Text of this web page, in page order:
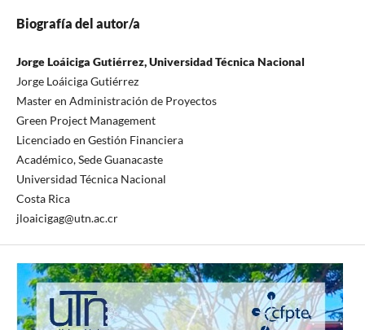
Biografía del autor/a
Jorge Loáiciga Gutiérrez, Universidad Técnica Nacional
Jorge Loáiciga Gutiérrez
Master en Administración de Proyectos
Green Project Management
Licenciado en Gestión Financiera
Académico, Sede Guanacaste
Universidad Técnica Nacional
Costa Rica
jloaicigag@utn.ac.cr